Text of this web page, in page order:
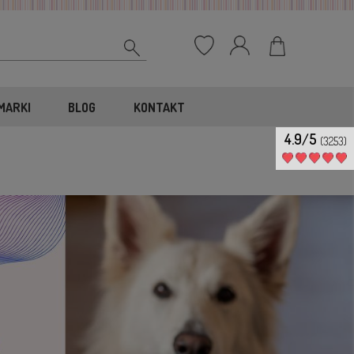
BLOG KONTAKT
4.9/5 (3253)